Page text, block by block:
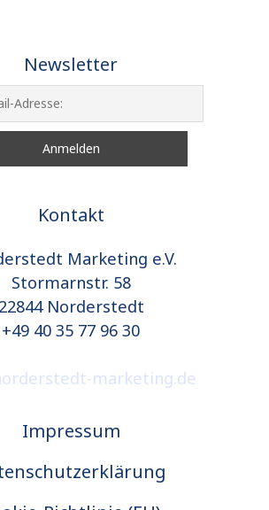
Newsletter
Kontakt
Marketing e.V.
Stormarnstr. 58
22844 Norderstedt
+49 40 35 77 96 30
marketing.de
Impressum